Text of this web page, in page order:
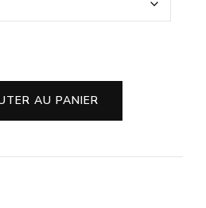
AU PANIER